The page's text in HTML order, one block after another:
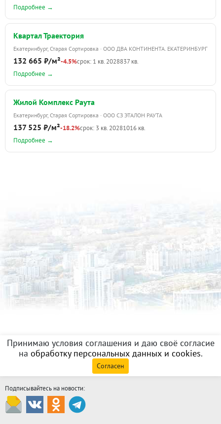
Подробнее →
Квартал Траектория
Екатеринбург, Старая Сортировка · ООО ДВА КОНТИНЕНТА. ЕКАТЕРИНБУРГ
132 665 ₽/м²-4.5%срок: 1 кв. 2028837 кв.
Подробнее →
Жилой Комплекс Раута
Екатеринбург, Старая Сортировка · ООО СЗ ЭТАЛОН РАУТА
137 525 ₽/м²-18.2%срок: 3 кв. 20281016 кв.
Подробнее →
Принимаю условия соглашения и даю своё согласие
на обработку персональных данных и cookies.
Согласен
Подписывайтесь на новости: